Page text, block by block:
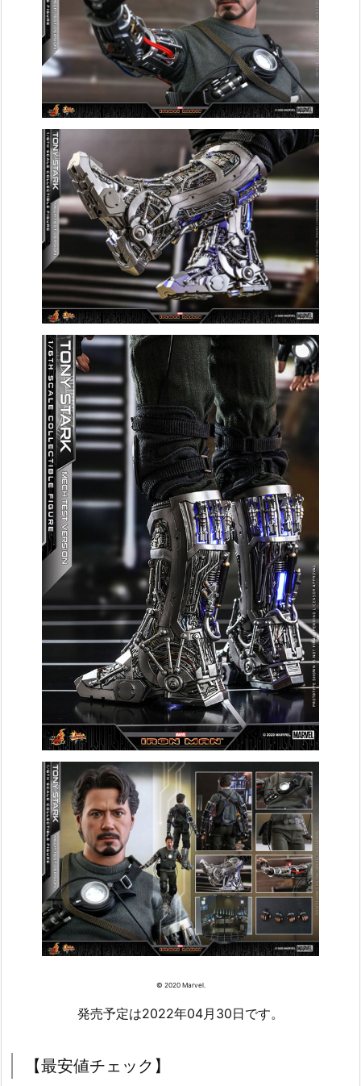
© 2020 Marvel.
発売予定は2022年04月30日です。
【最安値チェック】